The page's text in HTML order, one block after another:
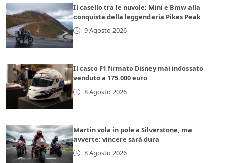
Il casello tra le nuvole: Mini e Bmw alla
conquista della leggendaria Pikes Peak
9 Agosto 2026
Il casco F1 firmato Disney mai indossato
venduto a 175.000 euro
8 Agosto 2026
Martin vola in pole a Silverstone, ma
avverte: vincere sarà dura
8 Agosto 2026